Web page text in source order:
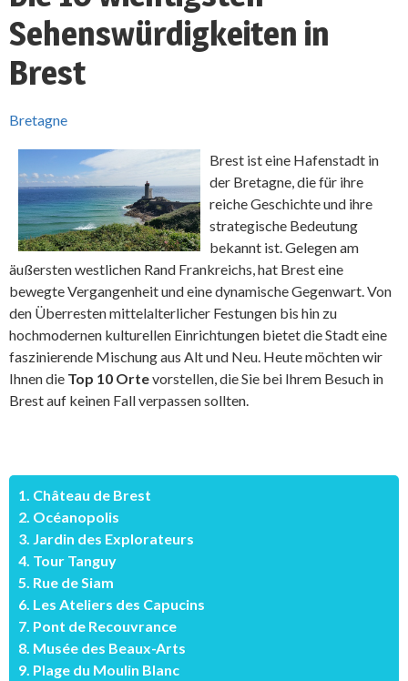
Sehenswürdigkeiten in
Brest
Bretagne
Brest ist eine Hafenstadt in
der Bretagne, die für ihre
reiche Geschichte und ihre
strategische Bedeutung
bekannt ist. Gelegen am
äußersten westlichen Rand Frankreichs, hat Brest eine
bewegte Vergangenheit und eine dynamische Gegenwart. Von
den Überresten mittelalterlicher Festungen bis hin zu
hochmodernen kulturellen Einrichtungen bietet die Stadt eine
faszinierende Mischung aus Alt und Neu. Heute möchten wir
Ihnen die Top 10 Ortevorstellen, die Sie bei Ihrem Besuch in
Brest auf keinen Fall verpassen sollten.
1. Château de Brest
2. Océanopolis
3. Jardin des Explorateurs
4. Tour Tanguy
5. Rue de Siam
6. Les Ateliers des Capucins
7. Pont de Recouvrance
8. Musée des Beaux-Arts
9. Plage du Moulin Blanc